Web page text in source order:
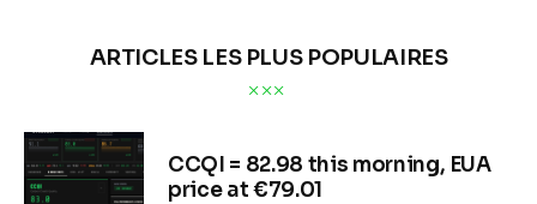
ARTICLES LES PLUS POPULAIRES
CCQI = 82.98 this morning, EUA
price at €79.01